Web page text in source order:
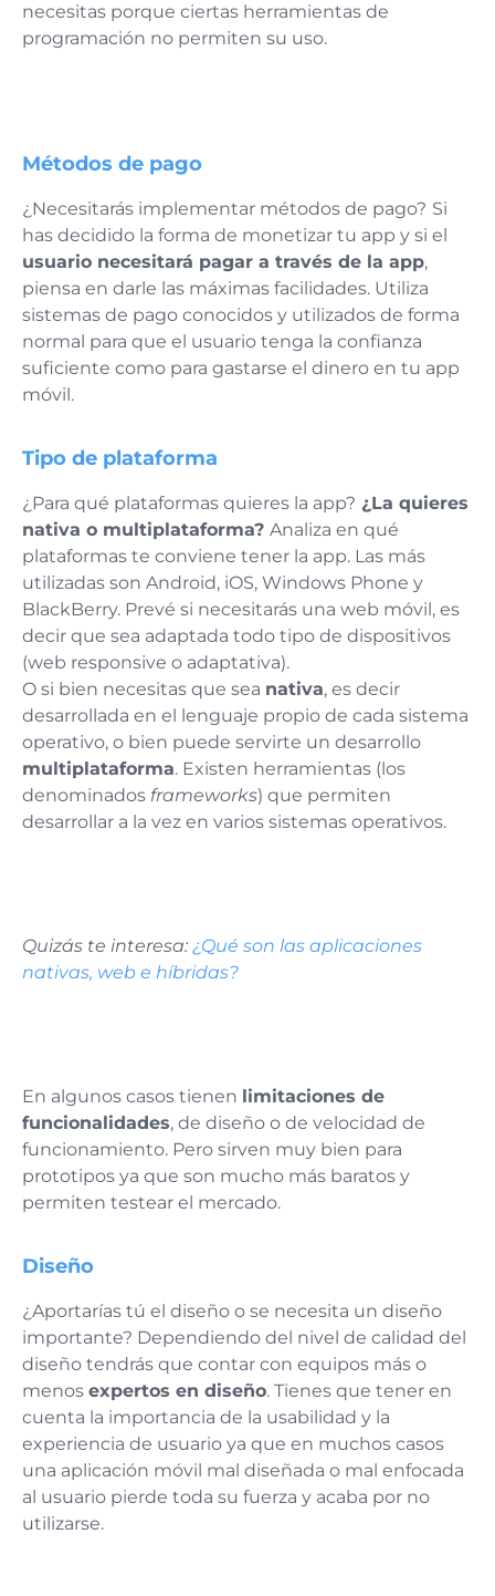
necesitas porque ciertas herramientas de
programación no permiten su uso.
Métodos de pago
¿Necesitarás implementar métodos de pago? Si
has decidido la forma de monetizar tu app y si el
usuario necesitará pagar a través de la app,
piensa en darle las máximas facilidades. Utiliza
sistemas de pago conocidos y utilizados de forma
normal para que el usuario tenga la confianza
suficiente como para gastarse el dinero en tu app
móvil.
Tipo de plataforma
¿Para qué plataformas quieres la app? ¿La quieres
nativa o multiplataforma? Analiza en qué
plataformas te conviene tener la app. Las más
utilizadas son Android, iOS, Windows Phone y
BlackBerry. Prevé si necesitarás una web móvil, es
decir que sea adaptada todo tipo de dispositivos
(web responsive o adaptativa).
O si bien necesitas que sea nativa, es decir
desarrollada en el lenguaje propio de cada sistema
operativo, o bien puede servirte un desarrollo
multiplataforma. Existen herramientas (los
denominados frameworks) que permiten
desarrollar a la vez en varios sistemas operativos.
Quizás te interesa: ¿Qué son las aplicaciones
nativas, web e híbridas?
En algunos casos tienen limitaciones de
funcionalidades, de diseño o de velocidad de
funcionamiento. Pero sirven muy bien para
prototipos ya que son mucho más baratos y
permiten testear el mercado.
Diseño
¿Aportarías tú el diseño o se necesita un diseño
importante? Dependiendo del nivel de calidad del
diseño tendrás que contar con equipos más o
menos expertos en diseño. Tienes que tener en
cuenta la importancia de la usabilidad y la
experiencia de usuario ya que en muchos casos
una aplicación móvil mal diseñada o mal enfocada
al usuario pierde toda su fuerza y acaba por no
utilizarse.